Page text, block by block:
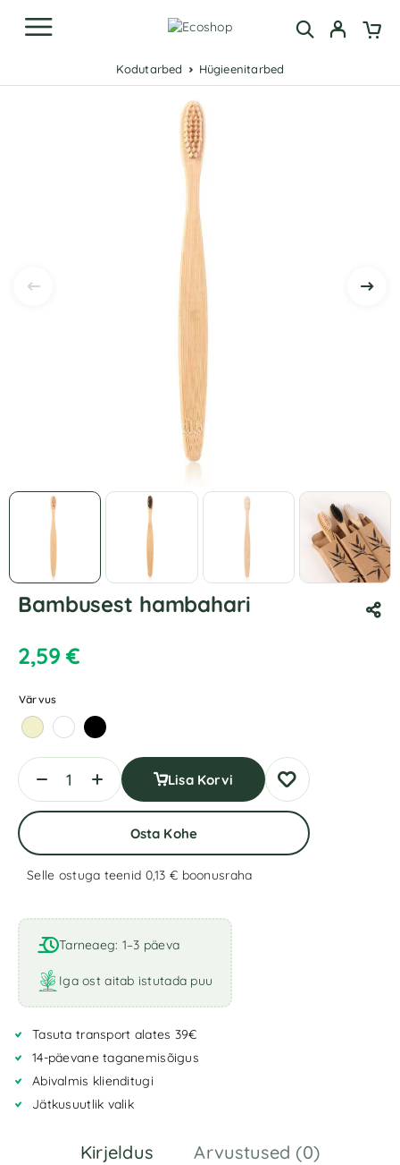
Kodutarbed Hügieenitarbed
Bambusest hambahari
2,59€
Värvus
Lisa Korvi
Osta Kohe
Selle ostuga teenid 0,13 € boonusraha
l
t
e
r
n
t
i
:
Tarneaeg: 1–3 päeva
Iga ost aitab istutada puu
Tasuta transport alates 39€
14-päevane taganemisõigus
Abivalmis klienditugi
Jätkusuutlik valik
Kirjeldus Arvustused (0)